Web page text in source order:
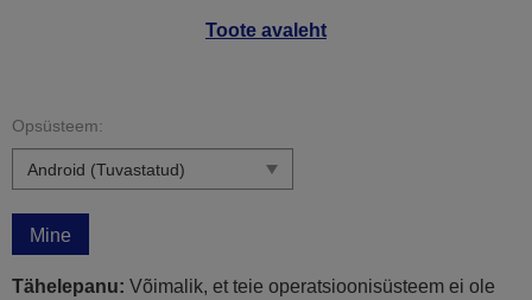
Toote avaleht
Opsüsteem:
Mine
Tähelepanu: Võimalik, et teie operatsioonisüsteem ei ole